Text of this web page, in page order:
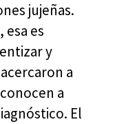
jujeñas.
es
y
a
a
El